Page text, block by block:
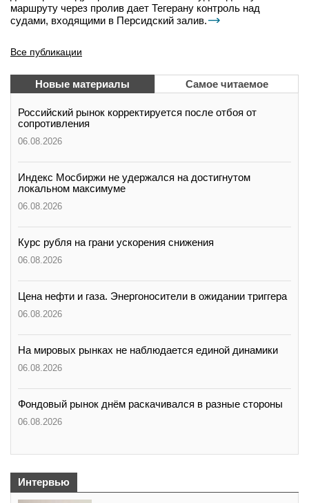
маршруту через пролив дает Тегерану контроль над
судами, входящими в Персидский залив.
Все публикации
Новые материалы Самое читаемое
Российский рынок корректируется после отбоя от
сопротивления
06.08.2026
Индекс Мосбиржи не удержался на достигнутом
локальном максимуме
06.08.2026
Курс рубля на грани ускорения снижения
06.08.2026
Цена нефти и газа. Энергоносители в ожидании триггера
06.08.2026
На мировых рынках не наблюдается единой динамики
06.08.2026
Фондовый рынок днём раскачивался в разные стороны
06.08.2026
Интервью